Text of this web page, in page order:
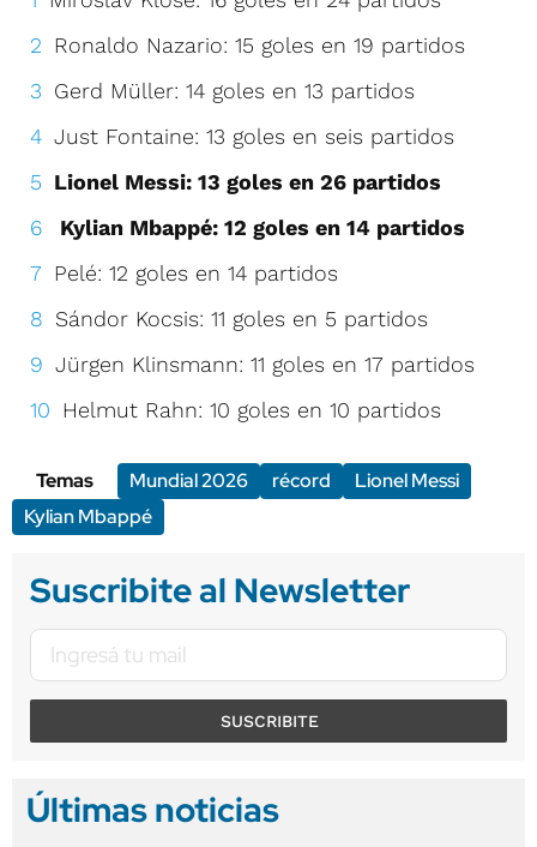
Ronaldo Nazario: 15 goles en 19 partidos
Gerd Müller: 14 goles en 13 partidos
Just Fontaine: 13 goles en seis partidos
Lionel Messi: 13 goles en 26 partidos
Kylian Mbappé: 12 goles en 14 partidos
Pelé: 12 goles en 14 partidos
Sándor Kocsis: 11 goles en 5 partidos
Jürgen Klinsmann: 11 goles en 17 partidos
Helmut Rahn: 10 goles en 10 partidos
Temas Mundial 2026 récord
Lionel Messi
Kylian Mbappé
Suscribite al Newsletter
SUSCRIBITE
Últimas noticias